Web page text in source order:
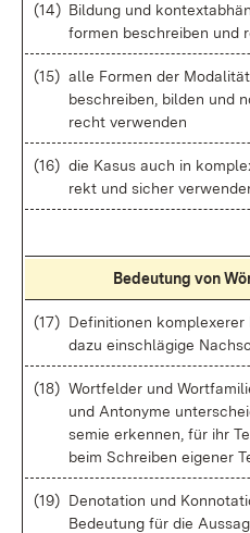
(14) Bil­dung und
for­men be­schrei­ben und
(15) al­le For­men der
be­schrei­ben, bil­den und
recht ver­wen­den
(16) die Ka­sus auch in
rekt und si­cher
Be­deu­tung von
(17) De­fi­ni­tio­nen
da­zu ein­schlä­gi­ge
(18) Wort­fel­der und
und An­t­ony­me
se­mie er­ken­nen, für ihr
beim Schrei­ben ei­ge­ner
(19) De­no­ta­ti­on und
Be­deu­tung für die